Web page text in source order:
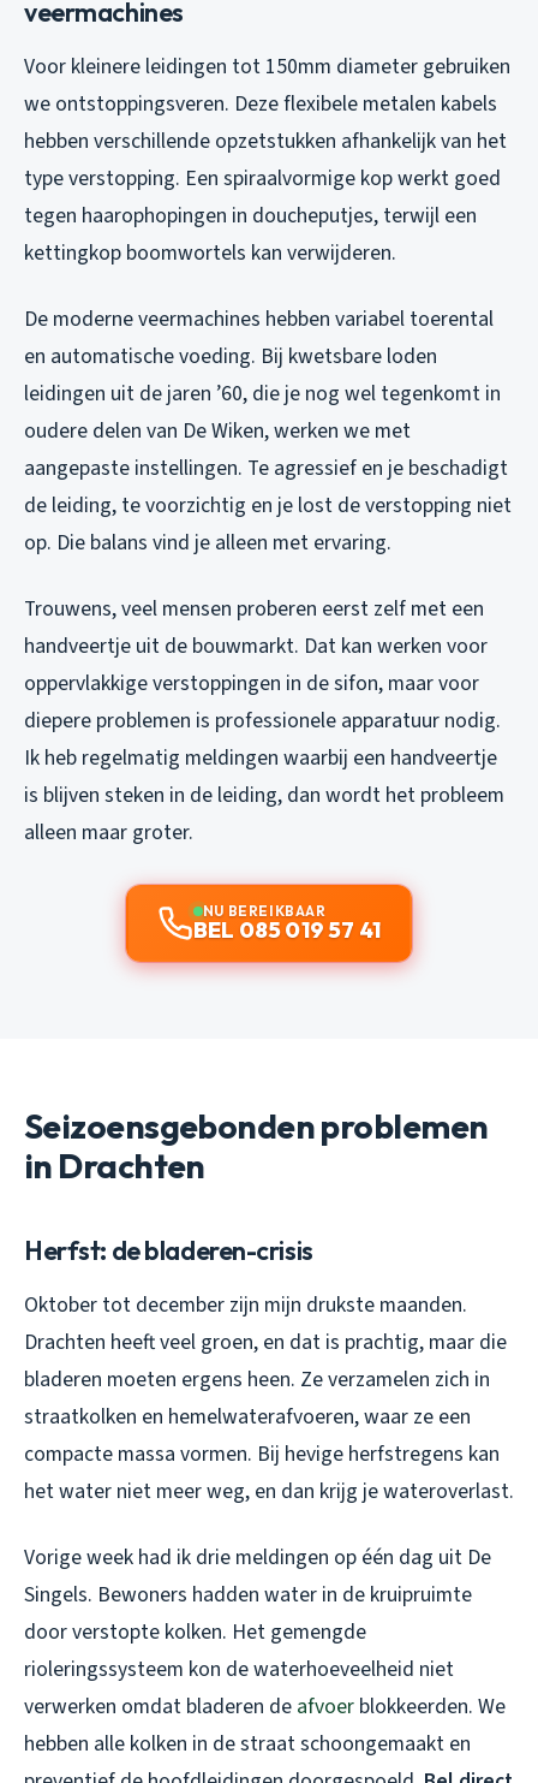
veermachines
Voor kleinere leidingen tot 150mm diameter gebruiken
we ontstoppingsveren. Deze flexibele metalen kabels
hebben verschillende opzetstukken afhankelijk van het
type verstopping. Een spiraalvormige kop werkt goed
tegen haarophopingen in doucheputjes, terwijl een
kettingkop boomwortels kan verwijderen.
De moderne veermachines hebben variabel toerental
en automatische voeding. Bij kwetsbare loden
leidingen uit de jaren ’60, die je nog wel tegenkomt in
oudere delen van De Wiken, werken we met
aangepaste instellingen. Te agressief en je beschadigt
de leiding, te voorzichtig en je lost de verstopping niet
op. Die balans vind je alleen met ervaring.
Trouwens, veel mensen proberen eerst zelf met een
handveertje uit de bouwmarkt. Dat kan werken voor
oppervlakkige verstoppingen in de sifon, maar voor
diepere problemen is professionele apparatuur nodig.
Ik heb regelmatig meldingen waarbij een handveertje
is blijven steken in de leiding, dan wordt het probleem
alleen maar groter.
NU BEREIKBAAR
BEL 085 019 57 41
Seizoensgebonden problemen
in Drachten
Herfst: de bladeren-crisis
Oktober tot december zijn mijn drukste maanden.
Drachten heeft veel groen, en dat is prachtig, maar die
bladeren moeten ergens heen. Ze verzamelen zich in
straatkolken en hemelwaterafvoeren, waar ze een
compacte massa vormen. Bij hevige herfstregens kan
het water niet meer weg, en dan krijg je wateroverlast.
Vorige week had ik drie meldingen op één dag uit De
Singels. Bewoners hadden water in de kruipruimte
door verstopte kolken. Het gemengde
rioleringssysteem kon de waterhoeveelheid niet
verwerken omdat bladeren de afvoer blokkeerden. We
hebben alle kolken in de straat schoongemaakt en